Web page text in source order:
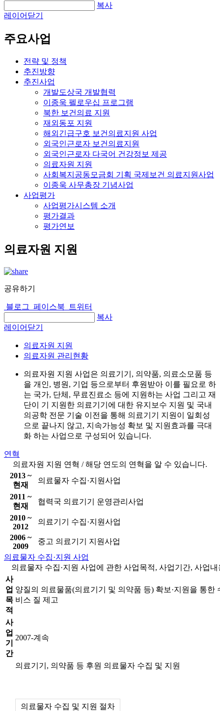
복사
레이어닫기
주요사업
전략 및 정책
추진방향
추진사업
개발도상국 개발협력
이종욱 펠로우십 프로그램
북한 보건의료 지원
재외동포 지원
해외긴급구호 보건의료지원 사업
외국인근로자 보건의료지원
외국인근로자 다국어 건강정보 제공
의료자원 지원
사회복지공동모금회 기획 국제보건 의료지원사업
이종욱 사무총장 기념사업
사업평가
사업평가시스템 소개
평가결과
평가연보
의료자원 지원
공유하기
블로그 페이스북
트위터
복사
레이어닫기
의료자원 지원
의료자원 관리현황
의료자원 지원 사업은 의료기기, 의약품, 의료소모품 등
을 개인, 병원, 기업 등으로부터 후원받아 이를 필요로 하
는 국가, 단체, 무료진료소 등에 지원하는 사업 그리고 재
단이 기 지원한 의료기기에 대한 유지보수 지원 및 국내
의공학 전문 기술 이전을 통해 의료기기 지원이 일회성
으로 끝나지 않고, 지속가능성 확보 및 지원효과를 극대
화 하는 사업으로 구성되어 있습니다.
연혁
의료자원 지원 연혁 / 해당 연도의 연혁을 알 수 있습니다.
2013 ~
현재
의료물자 수집·지원사업
2011 ~
현재
협력국 의료기기 운영관리사업
2010 ~
2012
의료기기 수집·지원사업
2006 ~
2009
중고 의료기기 지원사업
의료물자 수집·지원 사업
의료물자 수집·지원 사업에 관한 사업목적, 사업기간, 사업
사
업
목
적
양질의 의료물품(의료기기 및 의약품 등) 확보·지원을 통한
비스 질 제고
사
업
기
간
2007-계속
의료기기, 의약품 등 후원 의료물자 수집 및 지원
의료물자 수집 및 지원 절차